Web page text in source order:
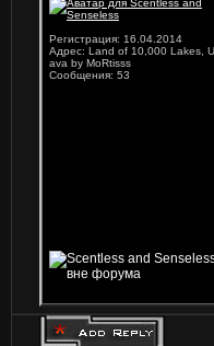
Регистрация: 16.04.2014
Адрес: Land of 10,000 Lakes,
ava by MoRtisss
Сообщения: 53